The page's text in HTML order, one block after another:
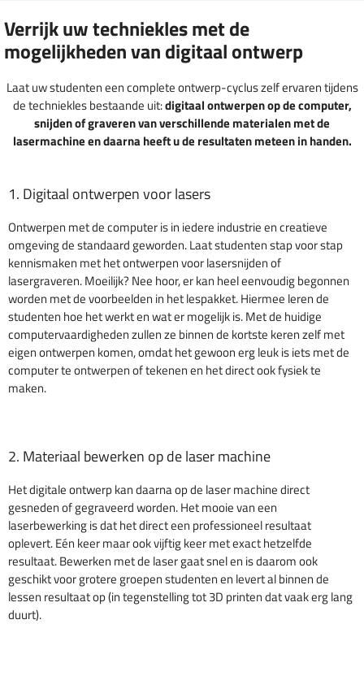
Verrijk uw techniekles met de
mogelijkheden van digitaal ontwerp
Laat uw studenten een complete ontwerp-cyclus zelf ervaren tijdens
de techniekles bestaande uit:digitaal ontwerpen op de computer,
snijden of graveren van verschillende materialen met de
lasermachine en daarna heeft u de resultaten meteen in handen.
1. Digitaal ontwerpen voor lasers
Ontwerpen met de computer is in iedere industrie en creatieve
omgeving de standaard geworden. Laat studenten stap voor stap
kennismaken met het ontwerpen voor lasersnijden of
lasergraveren. Moeilijk? Nee hoor, er kan heel eenvoudig begonnen
worden met de voorbeelden in het lespakket. Hiermee leren de
studenten hoe het werkt en wat er mogelijk is. Met de huidige
computervaardigheden zullen ze binnen de kortste keren zelf met
eigen ontwerpen komen, omdat het gewoon erg leuk is iets met de
computer te ontwerpen of tekenen en het direct ook fysiek te
maken.
2. Materiaal bewerken op de laser machine
Het digitale ontwerp kan daarna op de laser machine direct
gesneden of gegraveerd worden. Het mooie van een
laserbewerking is dat het direct een professioneel resultaat
oplevert. Eén keer maar ook vijftig keer met exact hetzelfde
resultaat. Bewerken met de laser gaat snel en is daarom ook
geschikt voor grotere groepen studenten en levert al binnen de
lessen resultaat op (in tegenstelling tot 3D printen dat vaak erg lang
duurt).